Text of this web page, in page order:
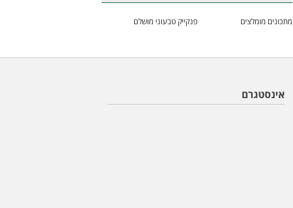
מתכונים מומלצים פנקייק טבעוני מושלם
אינסטגרם